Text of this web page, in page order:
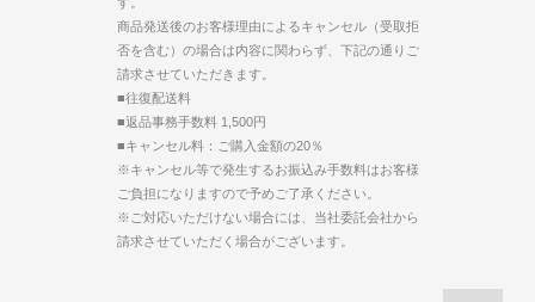
商品発送後のお客様理由によるキャンセル（受取拒
否を含む）の場合は内容に関わらず、下記の通りご
請求させていただきます。
■往復配送料
■返品事務手数料 1,500円
■キャンセル料：ご購入金額の20％
※キャンセル等で発生するお振込み手数料はお客様
ご負担になりますので予めご了承ください。
※ご対応いただけない場合には、当社委託会社から
請求させていただく場合がございます。